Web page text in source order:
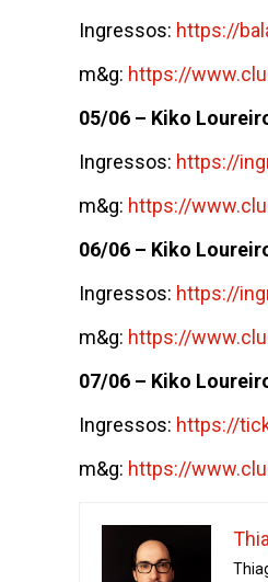
Ingressos: https://
m&g: https://www.
05/06 – Kiko
Ingressos: https://
m&g: https://www.
06/06 – Kiko
Ingressos: https://
m&g: https://www.
07/06 – Kiko
Ingressos: https://
m&g: https://www.